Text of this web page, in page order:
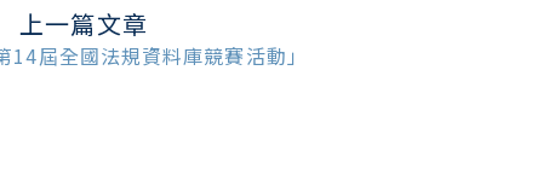
上一篇文章
14屆全國法規資料庫競賽活動」